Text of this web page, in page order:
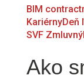
BIM
KariérnyDeň
SVF
Ako